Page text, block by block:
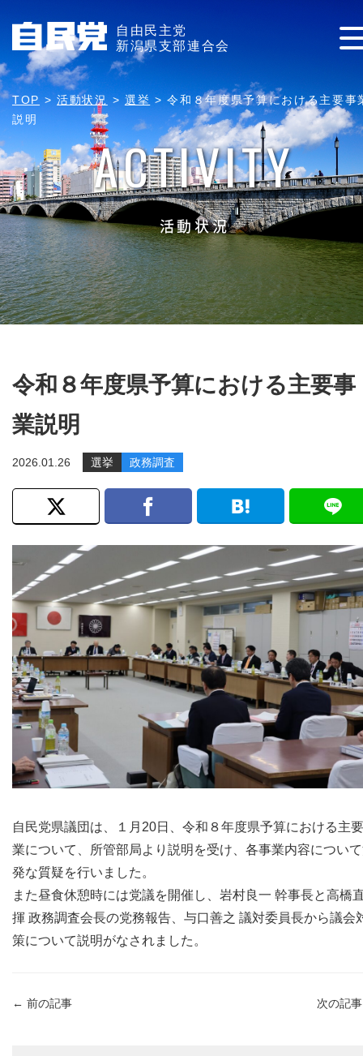
自由民主党
新潟県支部連合会
TOP >活動状況 > 選挙 >令和８年度県予算における主要事
説明
ACTIVITY
活動状況
令和８年度県予算における主要事
業説明
2026.01.26 選挙 政務調査
自民党県議団は、１月20日、令和８年度県予算における主
業について、所管部局より説明を受け、各事業内容につい
発な質疑を行いました。
また昼食休憩時には党議を開催し、岩村良一 幹事長と高橋
揮 政務調査会長の党務報告、与口善之 議対委員長から議会
策について説明がなされました。
← 前の記事 次の記